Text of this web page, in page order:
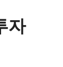
자